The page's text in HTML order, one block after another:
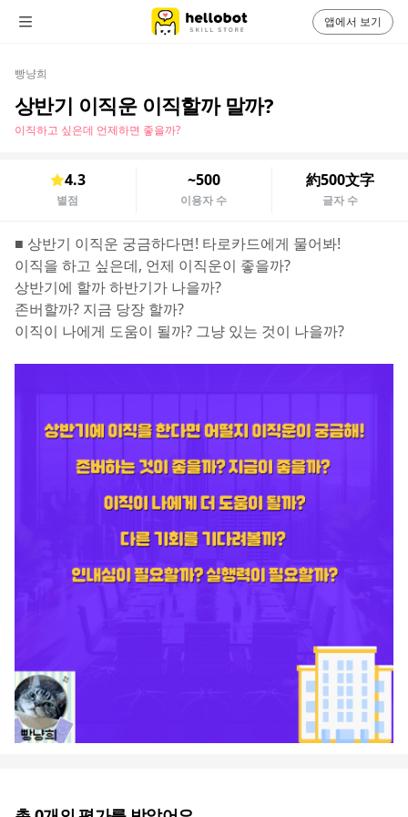
빵냥희
상반기 이직운 이직할까 말까?
이직하고 싶은데 언제하면 좋을까?
4.3
별점
~500
이용자 수
約500文字
글자 수
■ 상반기 이직운 궁금하다면! 타로카드에게 물어봐!
이직을 하고 싶은데, 언제 이직운이 좋을까?
상반기에 할까 하반기가 나을까?
존버할까? 지금 당장 할까?
이직이 나에게 도움이 될까? 그냥 있는 것이 나을까?
앱에서 보기